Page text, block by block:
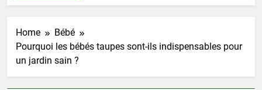
Home
Bébé
Pourquoi les bébés taupes sont-ils indispensables pour
un jardin sain ?